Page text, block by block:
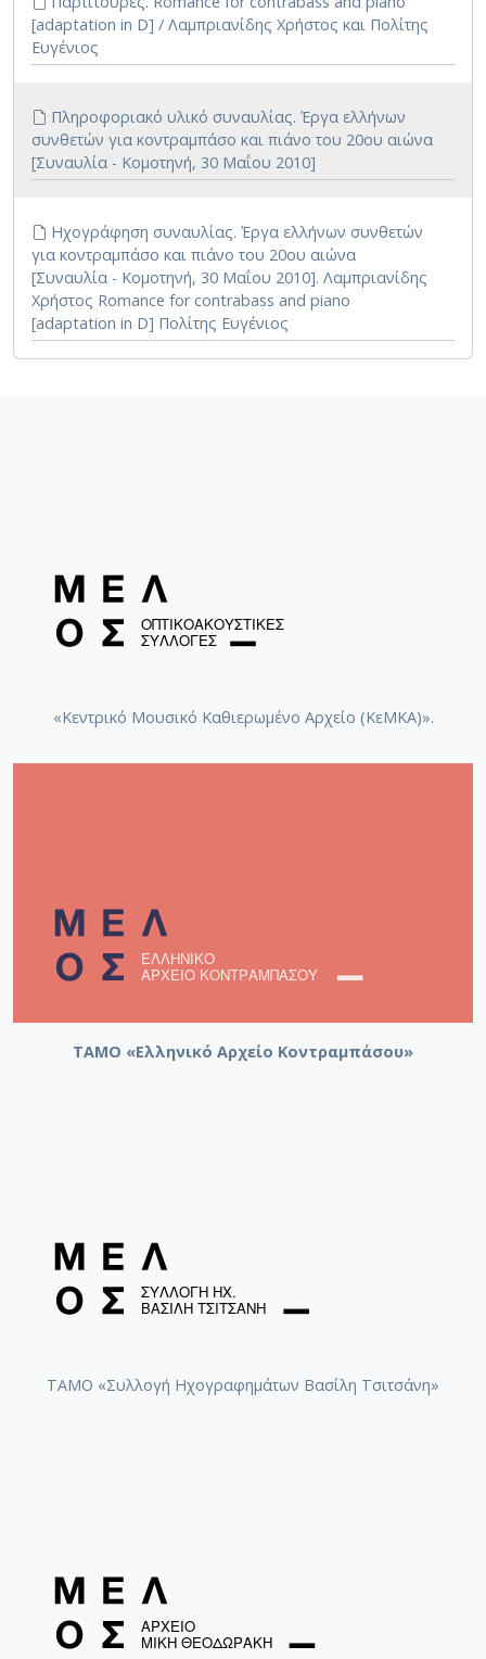
[adaptation in D] / Λαμπριανίδης Χρήστος και Πολίτης
Ευγένιος
Πληροφοριακό υλικό συναυλίας. Έργα ελλήνων
συνθετών για κοντραμπάσο και πιάνο του 20ου αιώνα
[Συναυλία - Κομοτηνή, 30 Μαΐου 2010]
Ηχογράφηση συναυλίας. Έργα ελλήνων συνθετών
για κοντραμπάσο και πιάνο του 20ου αιώνα
[Συναυλία - Κομοτηνή, 30 Μαΐου 2010]. Λαμπριανίδης
Χρήστος Romance for contrabass and piano
[adaptation in D] Πολίτης Ευγένιος
«Κεντρικό Μουσικό Καθιερωμένο Αρχείο (ΚεΜΚΑ)».
ΤΑΜΟ «Ελληνικό Αρχείο Κοντραμπάσου»
ΤΑΜΟ «Συλλογή Ηχογραφημάτων Βασίλη Τσιτσάνη»